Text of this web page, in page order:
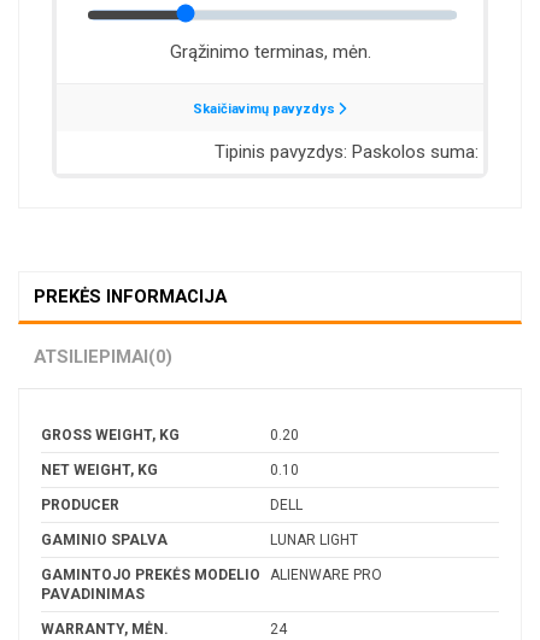
PREKĖS INFORMACIJA
ATSILIEPIMAI(0)
GROSS WEIGHT, KG 0.20
NET WEIGHT, KG 0.10
PRODUCER DELL
GAMINIO SPALVA LUNAR LIGHT
GAMINTOJO PREKĖS MODELIO
PAVADINIMAS
ALIENWARE PRO
WARRANTY, MĖN. 24